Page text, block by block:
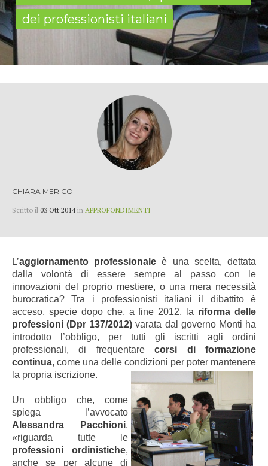
dei professionisti italiani
CHIARA MERICO
Scritto il 03 Ott 2014in APPROFONDIMENTI
L’aggiornamento professionale è una scelta, dettata
dalla volontà di essere sempre al passo con le
innovazioni del proprio mestiere, o una mera necessità
burocratica? Tra i professionisti italiani il dibattito è
acceso, specie dopo che, a fine 2012, la riforma delle
professioni (Dpr 137/2012) varata dal governo Monti ha
introdotto l’obbligo, per tutti gli iscritti agli ordini
professionali, di frequentarecorsi di formazione
continua, come una delle condizioni per poter mantenere
la propria iscrizione.
Un obbligo che, come
spiega l’avvocato
Alessandra Pacchioni,
«riguarda tutte le
professioni ordinistiche,
anche se per alcune di